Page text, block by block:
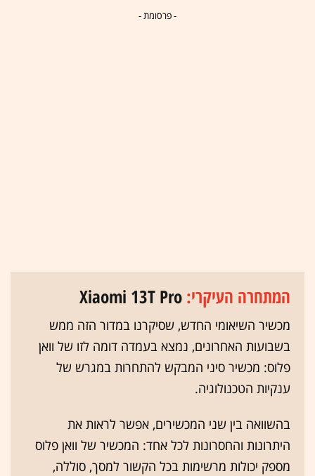
- פרסומת -
המתחרה העיקרי:
מכשיר השיאומי החדש, שסיקרנו במדור הזה ממש
בשבועות האחרונים, נמצא בעמדה דומה לזו של וואן
פלוס: מכשיר סיני המבקש להתחרות במגרש של
ענקיות הטכנולוגיה.
בהשוואה בין שני המכשירים, אפשר לראות את
היתרונות והחסרונות לכל אחד: המכשיר של וואן פלוס
מספק יכולות מרשימות בכל הקשור למסך, סוללה,